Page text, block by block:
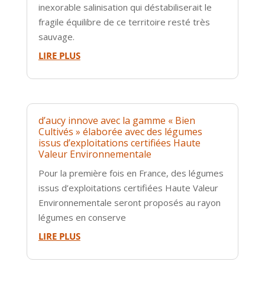
inexorable salinisation qui déstabiliserait le
fragile équilibre de ce territoire resté très
sauvage.
LIRE PLUS
d’aucy innove avec la gamme « Bien
Cultivés » élaborée avec des légumes
issus d’exploitations certifiées Haute
Valeur Environnementale
Pour la première fois en France, des légumes
issus d’exploitations certifiées Haute Valeur
Environnementale seront proposés au rayon
légumes en conserve
LIRE PLUS